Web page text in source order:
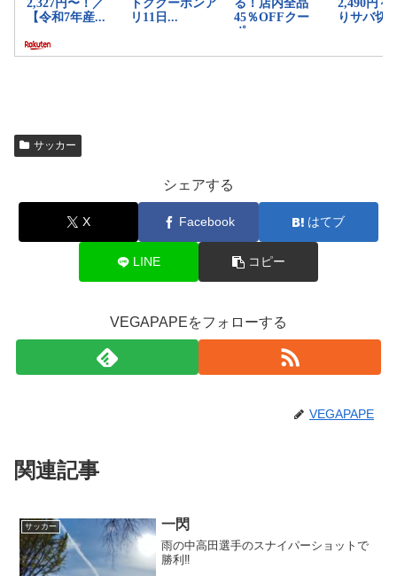
サッカー
シェアする
X Facebook はてブ
LINE コピー
VEGAPAPEをフォローする
VEGAPAPE
関連記事
サッカー 一閃
雨の中高田選手のスナイパーショットで
勝利‼